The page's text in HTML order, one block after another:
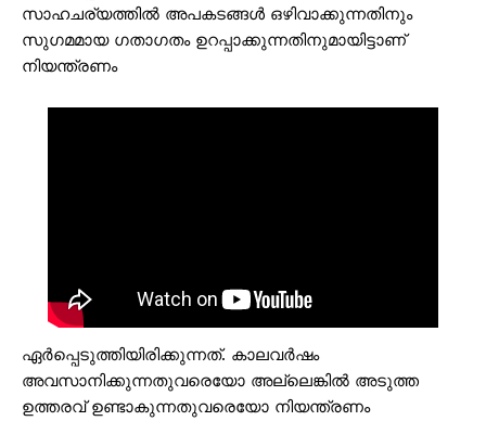
സാഹചര്യത്തിൽ അപകടങ്ങൾ ഒഴിവാക്കുന്നതിനും
സുഗമമായ ഗതാഗതം ഉറപ്പാക്കുന്നതിനുമായിട്ടാണ്
നിയന്ത്രണം
ഏർപ്പെടുത്തിയിരിക്കുന്നത്. കാലവർഷം
അവസാനിക്കുന്നതുവരെയോ അല്ലെങ്കിൽ അടുത്ത
ഉത്തരവ് ഉണ്ടാകുന്നതുവരെയോ നിയന്ത്രണം